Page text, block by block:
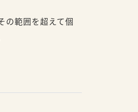
の範囲を超えて個